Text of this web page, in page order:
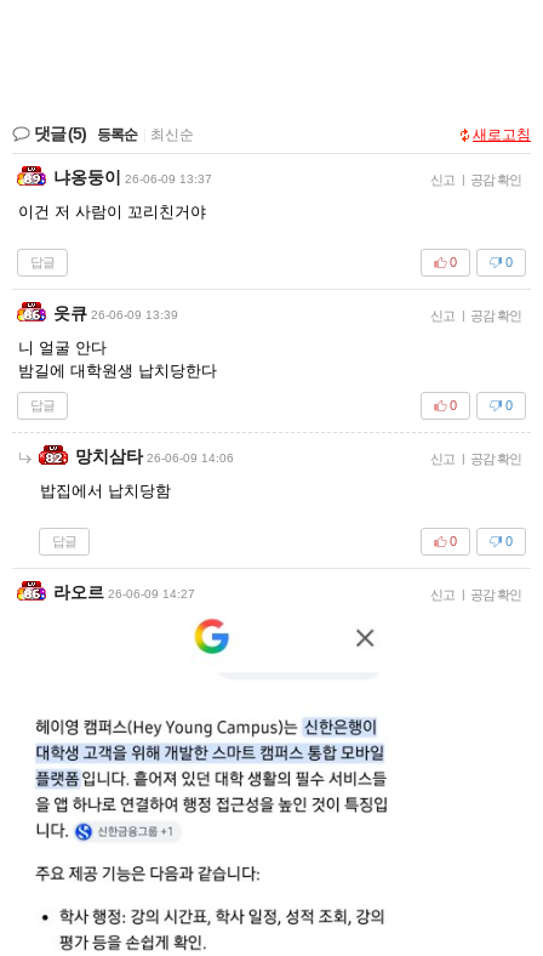
댓글(5) 등록순 최신순 새로고침
냐옹둥이 26-06-09 13:37 신고 | 공감 확인
이건 저 사람이 꼬리친거야
답글 0
0
읏큐 26-06-09 13:39 신고 | 공감 확인
니 얼굴 안다
밤길에 대학원생 납치당한다
답글 0
0
망치삼타 26-06-09 14:06 신고 | 공감 확인
밥집에서 납치당함
답글 0
0
라오르 26-06-09 14:27 신고 | 공감 확인